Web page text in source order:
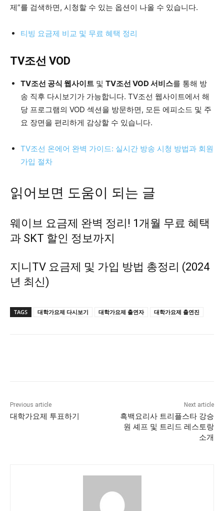
제”를 검색하면, 시청할 수 있는 옵션이 나올 수 있습니다.
티빙 요금제 비교 및 무료 혜택 정리
TV조선 VOD
TV조선 공식 웹사이트 및 TV조선 VOD 서비스를 통해 방
송 직후 다시보기가 가능합니다. TV조선 웹사이트에서 해
당 프로그램의 VOD 섹션을 방문하면, 모든 에피소드 및 주
요 장면을 편리하게 감상할 수 있습니다.
TV조선 온에어 완벽 가이드: 실시간 방송 시청 방법과 회원
가입 절차
읽어보면 도움이 되는 글
웨이브 요금제 완벽 정리! 1개월 무료 혜택
과 SKT 할인 정보까지
지니TV 요금제 및 가입 방법 총정리 (2024
년 최신)
TAGS 대학가요제 다시보기 대학가요제 출연자 대학가요제 출연진
Previous article
대학가요제 투표하기
Next article
흑백요리사 트리플스타 강승
원 셰프 및 트리드 레스토랑
소개